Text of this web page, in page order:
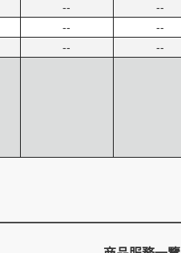
--
--
--
--
--
--